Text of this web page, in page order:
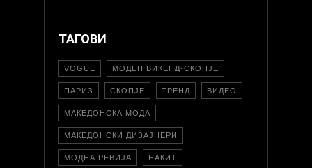
ТАГОВИ
VOGUE МОДЕН ВИКЕНД-СКОПЈЕ
ПАРИЗ СКОПЈЕ ТРЕНД ВИДЕО
МАКЕДОНСКА МОДА
МАКЕДОНСКИ ДИЗАЈНЕРИ
МОДНА РЕВИЈА НАКИТ